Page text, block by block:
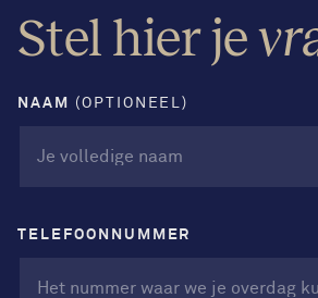
Stel hier je
NAAM (OPTIONEEL)
TELEFOONNUMMER